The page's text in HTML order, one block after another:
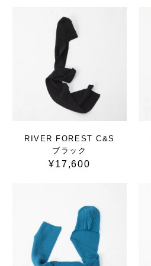
RIVER FOREST C&S
ブラック
¥17,600